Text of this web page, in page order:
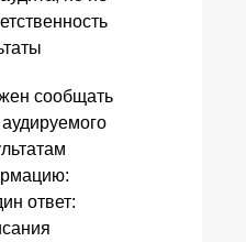
сообщать
ответ: